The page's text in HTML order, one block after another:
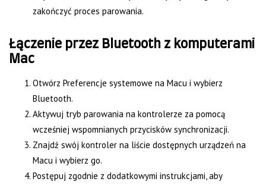
zakończyć proces parowania.
Łączenie przez Bluetooth z komputerami
Mac
Otwórz Preferencje systemowe na Macu i wybierz
Bluetooth.
Aktywuj tryb parowania na kontrolerze za pomocą
wcześniej wspomnianych przycisków synchronizacji.
Znajdź swój kontroler na liście dostępnych urządzeń na
Macu i wybierz go.
Postępuj zgodnie z dodatkowymi instrukcjami, aby